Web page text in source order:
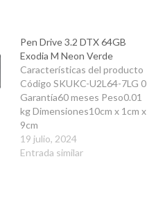
Pen Drive 3.2 DTX 64GB
Exodia M Neon Verde
Características del producto
Código SKUKC-U2L64-7LG 0
Garantía60 meses Peso0.01
kg Dimensiones10cm x 1cm x
9cm
19 julio, 2024
Entrada similar